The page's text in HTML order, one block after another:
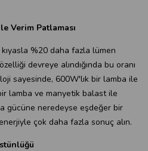
Verim Patlaması
%20 daha fazla lümen
özelliği devreye alındığında bu oranı
sayesinde, 600W'lık bir lamba ile
lamba ve manyetik balast ile
gücüne neredeyse eşdeğer bir
çok daha fazla sonuç alın.